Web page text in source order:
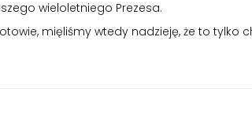
wieloletniego Prezesa.
mięliśmy wtedy nadzieję, że to tylko